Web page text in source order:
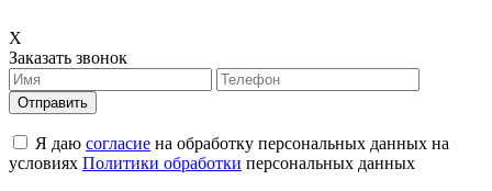
X
Заказать звонок
Отправить
Я даю согласие на обработку персональных данных на
условиях Политики обработки персональных данных